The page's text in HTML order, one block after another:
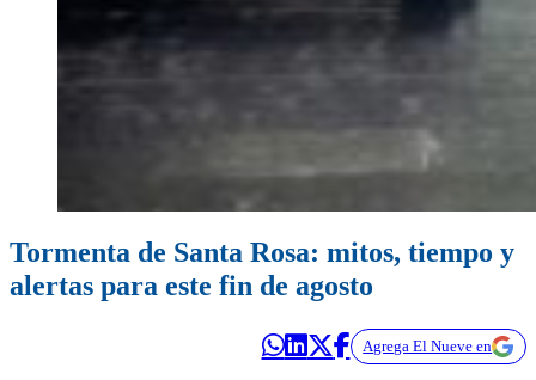
Tormenta de Santa Rosa: mitos, tiempo y
alertas para este fin de agosto
Agrega El Nueve en